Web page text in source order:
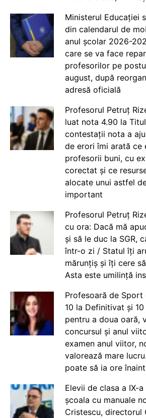
Ministerul Educației
din calendarul de
anul școlar 2026-
care se va face
profesorilor pe
august, după
adresă oficială
Profesorul Petruț
luat nota 4.90 la
contestații nota a
de erori îmi arată ce
profesorii buni, cu
corectat și ce
alocate unui astfel
important
Profesorul Petruț
cu ora: Dacă mă
și să le duc la SGR,
într-o zi / Statul îți
mărunțiș și îți cere
Asta este umilință
Profesoară de
10 la Definitivat și
pentru a doua oară,
concursul și anul
examen anul viitor,
valorează mare
poate să ia ore
Elevii de clasa a IX-
școala cu manuale
Cristescu, directorul